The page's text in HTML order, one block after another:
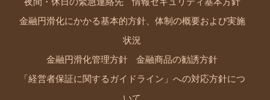
金融円滑化にかかる基本的方針、体制の概要および実施
状況
金融円滑化管理方針 金融商品の勧誘方針
「経営者保証に関するガイドライン」への対応方針につ
いて